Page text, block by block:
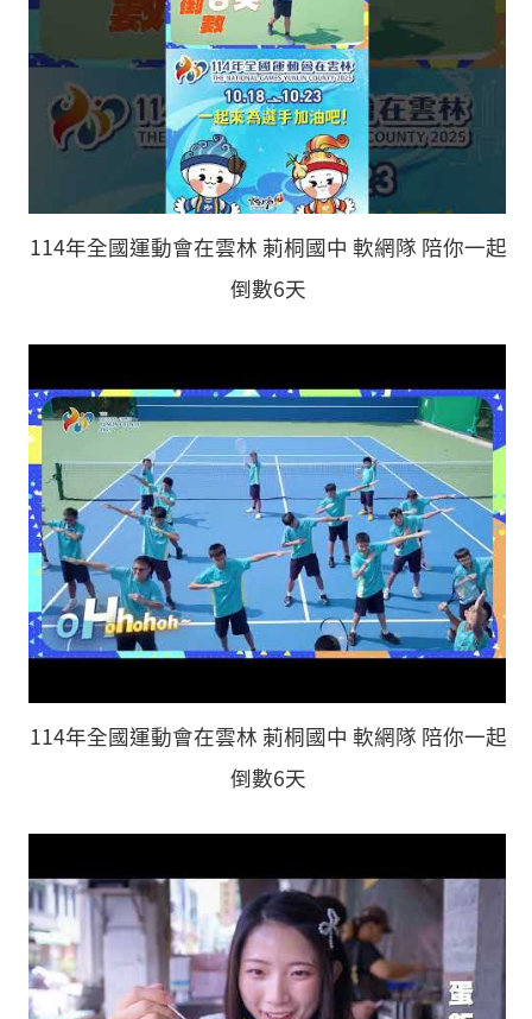
114年全國運動會在雲林 莿桐國中 軟網隊 陪你一起
倒數6天
114年全國運動會在雲林 莿桐國中 軟網隊 陪你一起
倒數6天